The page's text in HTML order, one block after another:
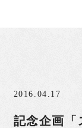
2016.04.17
記念企画「